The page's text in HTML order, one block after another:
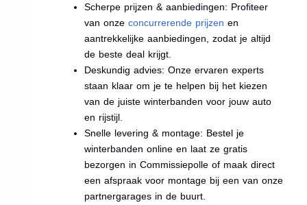
Scherpe prijzen & aanbiedingen: Profiteer
van onzeconcurrerende prijzen en
aantrekkelijke aanbiedingen, zodat je altijd
de beste deal krijgt.
Deskundig advies: Onze ervaren experts
staan klaar om je te helpen bij het kiezen
van de juiste winterbanden voor jouw auto
en rijstijl.
Snelle levering & montage: Bestel je
winterbanden online en laat ze gratis
bezorgen in Commissiepolle of maak direct
een afspraak voor montage bij een van onze
partnergarages in de buurt.